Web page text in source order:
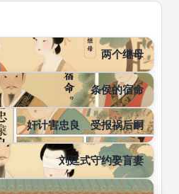
两个继母
传统文化
阅读人数： 158
条侯的宿命
传统文化
阅读人数： 110
奸计害忠良 受报祸后嗣
传统文化
阅读人数： 107
刘廷式守约娶盲妻
传统文化
阅读人数： 93